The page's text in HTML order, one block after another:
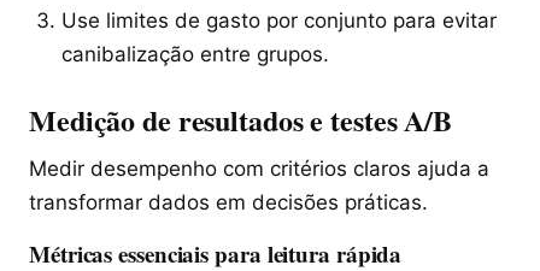
Use limites de gasto por conjunto para evitar
canibalização entre grupos.
Medição de resultados e testes A/B
Medir desempenho com critérios claros ajuda a
transformar dados em decisões práticas.
Métricas essenciais para leitura rápida